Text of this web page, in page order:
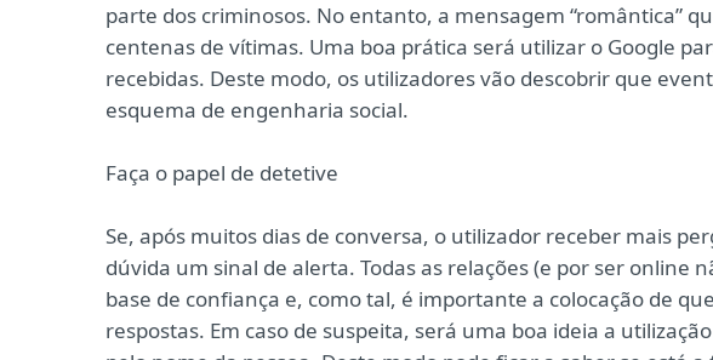
parte dos criminosos. No entanto, a mensagem “romântica”
centenas de vítimas. Uma boa prática será utilizar o Google
recebidas. Deste modo, os utilizadores vão descobrir que
esquema de engenharia social.
Faça o papel de detetive
Se, após muitos dias de conversa, o utilizador receber mais
dúvida um sinal de alerta. Todas as relações (e por ser online
base de confiança e, como tal, é importante a colocação de
respostas. Em caso de suspeita, será uma boa ideia a